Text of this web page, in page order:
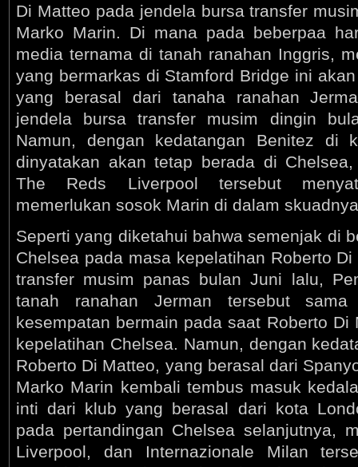
Di Matteo pada jendela bursa transfer
Marko Marin. Di mana pada beberpaa
media ternama di tanah ranahan Inggris,
yang bermarkas di Stamford Bridge ini
yang berasal dari tanaha ranahan
jendela bursa transfer musim dingin
Namun, dengan kedatangan Benitez di
dinyatakan akan tetap berada di
The Reds Liverpool tersebut
memerlukan sosok Marin di dalam
Seperti yang diketahui bahwa semenjak di
Chelsea pada masa kepelatihan Roberto
transfer musim panas bulan Juni lalu,
tanah ranahan Jerman tersebut
kesempatan bermain pada saat Roberto Di
kepelatihan Chelsea. Namun, dengan
Roberto Di Matteo, yang berasal dari
Marko Marin kembali tembus masuk
inti dari klub yang berasal dari kota
pada pertandingan Chelsea selanjutnya,
Liverpool, dan Internazionale Milan